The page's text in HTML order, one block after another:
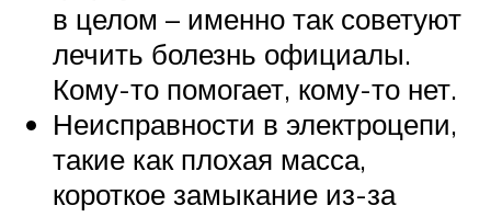
в целом – именно так советуют
лечить болезнь официалы.
Кому-то помогает, кому-то нет.
Неисправности в электроцепи,
такие как плохая масса,
короткое замыкание из-за